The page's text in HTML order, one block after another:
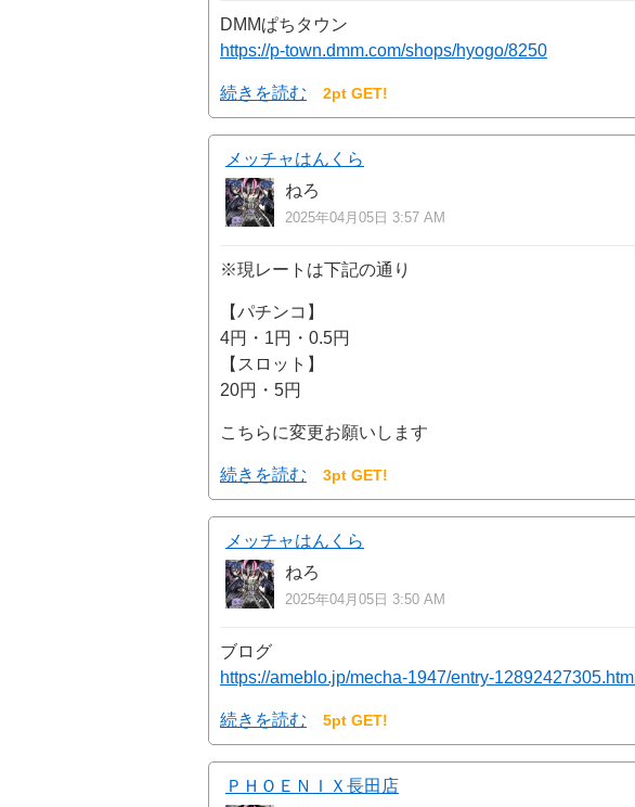
DMMぱちタウン
https://p-town.dmm.com/shops/hyogo/8250
続きを読む 2pt GET!
メッチャはんくら
ねろ
2025年04月05日 3:57 AM
※現レートは下記の通り
【パチンコ】
4円・1円・0.5円
【スロット】
20円・5円
こちらに変更お願いします
続きを読む 3pt GET!
メッチャはんくら
ねろ
2025年04月05日 3:50 AM
ブログ
https://ameblo.jp/mecha-1947/entry-12892427305.html
続きを読む 5pt GET!
ＰＨＯＥＮＩＸ長田店